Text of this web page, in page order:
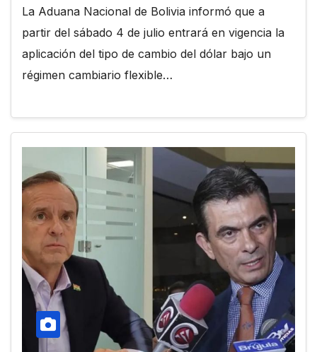
La Aduana Nacional de Bolivia informó que a
partir del sábado 4 de julio entrará en vigencia la
aplicación del tipo de cambio del dólar bajo un
régimen cambiario flexible…